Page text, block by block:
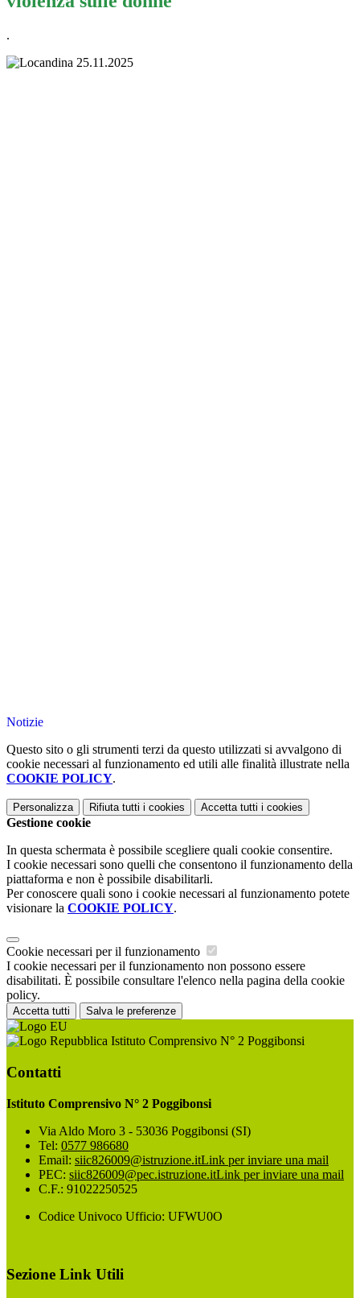
.
Notizie
Questo sito o gli strumenti terzi da questo utilizzati si avvalgono di
cookie necessari al funzionamento ed utili alle finalità illustrate nella
COOKIE POLICY.
Personalizza Rifiuta tutti i cookies Accetta tutti i cookies
Gestione cookie
In questa schermata è possibile scegliere quali cookie consentire.
I cookie necessari sono quelli che consentono il funzionamento della
piattaforma e non è possibile disabilitarli.
Per conoscere quali sono i cookie necessari al funzionamento potete
visionare la COOKIE POLICY.
Cookie necessari per il funzionamento
I cookie necessari per il funzionamento non possono essere
disabilitati. È possibile consultare l'elenco nella pagina della cookie
policy.
Accetta tutti Salva le preferenze
Istituto Comprensivo N° 2 Poggibonsi
Contatti
Istituto Comprensivo N° 2 Poggibonsi
Via Aldo Moro 3 - 53036 Poggibonsi (SI)
Tel: 0577 986680
Email: siic826009@istruzione.itLink per inviare una mail
PEC: siic826009@pec.istruzione.itLink per inviare una mail
C.F.: 91022250525
Codice Univoco Ufficio: UFWU0O
Sezione Link Utili